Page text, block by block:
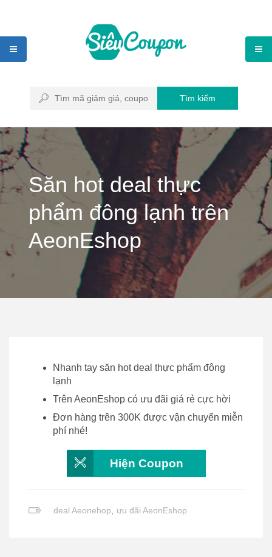
Tìm kiếm
Săn hot deal thực
phẩm đông lạnh trên
AeonEshop
Nhanh tay săn hot deal thực phẩm đông
lạnh
Trên AeonEshop có ưu đãi giá rẻ cực hời
Đơn hàng trên 300K được vận chuyển miễn
phí nhé!
Hiện Coupon
deal Aeonehop, ưu đãi AeonEshop